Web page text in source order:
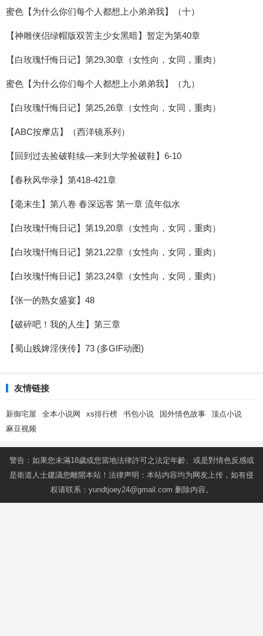
蜜色【为什么你们每个人都想上小弟弟我】（十）
【神雕侠侣绿帽版双苦主少女黑暗】暂定为第40章
【白玫瑰忏悔日记】第29,30章（女性向，女同，重肉）
蜜色【为什么你们每个人都想上小弟弟我】（九）
【白玫瑰忏悔日记】第25,26章（女性向，女同，重肉）
【ABC按摩店】（西洋镜系列）
【回到过去捡破鞋续—来到大学捡破鞋】6-10
【春秋风华录】第418-421章
【毫末生】第八卷 春深远客 第一章 流年似水
【白玫瑰忏悔日记】第19,20章（女性向，女同，重肉）
【白玫瑰忏悔日记】第21,22章（女性向，女同，重肉）
【白玫瑰忏悔日记】第23,24章（女性向，女同，重肉）
【张一的熟女盛宴】48
【破碎吧！我的人生】第三章
【蜀山贱婢淫侠传】73 (多GIF动图)
友情链接
新御宅屋 全本小说网 xs排行榜 书包小说 国外情色故事
顶点小说
麻豆视频
警告：如果您未滿18歲或您當地法律許可之法定年齡、或是對情色反感或
是衛道人士建議您離開本站！法律声明：本站内容均为网友上传，如有侵
权请联系： yundtjoey24@gmail.com 删除内容。